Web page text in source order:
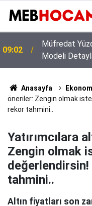
23:01
Okul
ve İşlemlerde
Anasayfa
öneriler: Zengin olmak
rekor tahmini..
Yatırımcılara
Zengin olmak
tahmini..
Altın fiyatları son